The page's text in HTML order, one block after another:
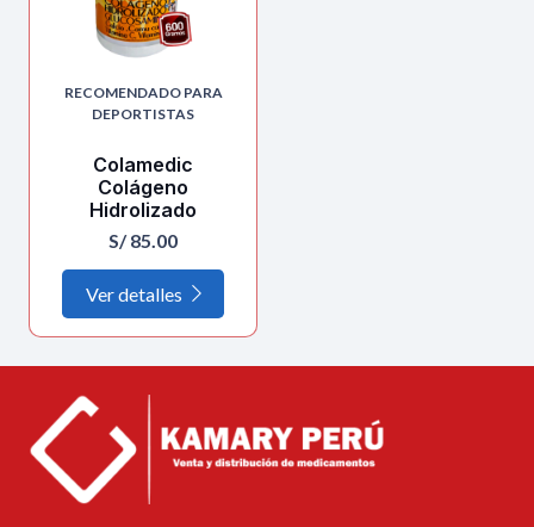
RECOMENDADO PARA
DEPORTISTAS
Colamedic
Colágeno
Hidrolizado
S/85.00
Ver detalles